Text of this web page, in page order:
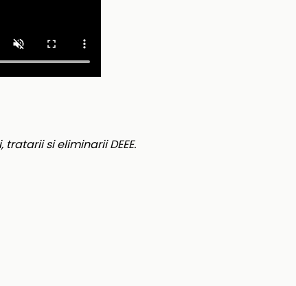
si eliminarii DEEE.